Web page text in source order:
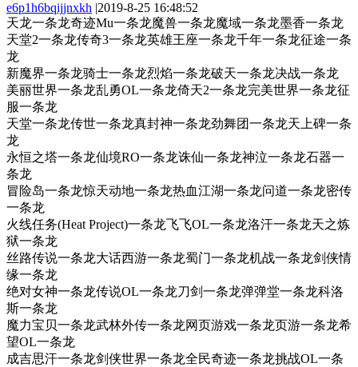
e6p1h6bqijjnxkh |2019-8-25 16:48:52
天龙一条龙奇迹Mu一条龙魔兽一条龙魔域一条龙墨香一条龙
天堂2一条龙传奇3一条龙英雄王座一条龙千年一条龙征途一条
龙
新魔界一条龙骑士一条龙烈焰一条龙破天一条龙决战一条龙
美丽世界一条龙乱勇OL一条龙倚天2一条龙完美世界一条龙征
服一条龙
天堂一条龙传世一条龙真封神一条龙劲舞团一条龙天上碑一条
龙
永恒之塔一条龙仙境RO一条龙诛仙一条龙神泣一条龙石器一
条龙
冒险岛一条龙惊天动地一条龙热血江湖一条龙问道一条龙密传
一条龙
火线任务(Heat Project)一条龙飞飞OL一条龙洛汗一条龙天之炼
狱一条龙
丝路传说一条龙大话西游一条龙蜀门一条龙机战一条龙剑侠情
缘一条龙
绝对女神一条龙传说OL一条龙刀剑一条龙弹弹堂一条龙科洛
斯一条龙
魔力宝贝一条龙武林外传一条龙网页游戏一条龙页游一条龙希
望OL一条龙
成吉思汗一条龙剑侠世界一条龙全民奇迹一条龙挑战OL一条